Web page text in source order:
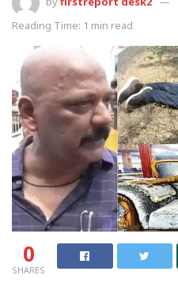
Reading Time: 1 min read
0
SHARES